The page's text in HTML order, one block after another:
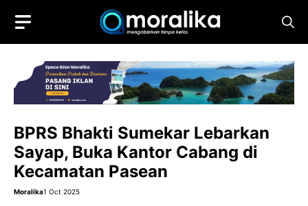
content
BPRS Bhakti Sumekar Lebarkan
Sayap, Buka Kantor Cabang di
Kecamatan Pasean
Moralika1 Oct 2025